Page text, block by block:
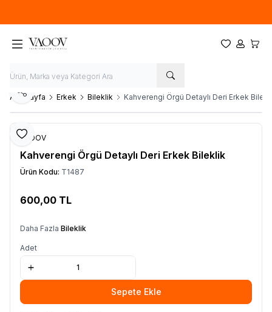
Favorilerim
Hesabım
Ana Sayfa Erkek Bileklik Kahverengi Örgü Detaylı Deri Erkek
Favoriye Ekle
Paylaş
VAOOV
Kahverengi Örgü Detaylı Deri Erkek Bileklik
Ürün Kodu: T1487
600,00 TL
Daha Fazla Bileklik
Adet
Sepete Ekle